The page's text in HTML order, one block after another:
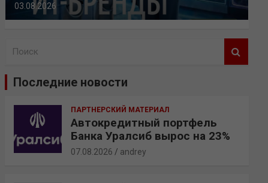
03.08.2026
Последние новости
ПАРТНЕРСКИЙ МАТЕРИАЛ
Автокредитный портфель
Банка Уралсиб вырос на 23%
07.08.2026 andrey